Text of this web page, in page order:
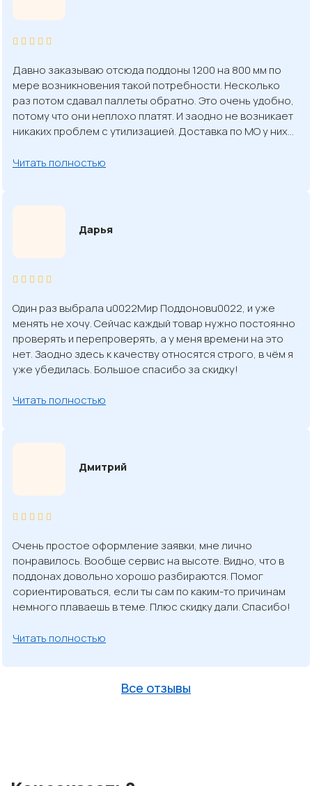
Давно заказываю отсюда поддоны 1200 на 800 мм по
мере возникновения такой потребности. Несколько
раз потом сдавал паллеты обратно. Это очень удобно,
потому что они неплохо платят. И заодно не возникает
никаких проблем с утилизацией. Доставка по МО у них…
Читать полностью
Дарья
Один раз выбрала u0022Мир Поддоновu0022, и уже
менять не хочу. Сейчас каждый товар нужно постоянно
проверять и перепроверять, а у меня времени на это
нет. Заодно здесь к качеству относятся строго, в чём я
уже убедилась. Большое спасибо за скидку!
Читать полностью
Дмитрий
Очень простое оформление заявки, мне лично
понравилось. Вообще сервис на высоте. Видно, что в
поддонах довольно хорошо разбираются. Помог
сориентироваться, если ты сам по каким-то причинам
немного плаваешь в теме. Плюс скидку дали. Спасибо!
Читать полностью
Все отзывы